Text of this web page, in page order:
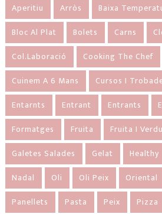
Aperitiu Arròs Baixa
Bloc Al Plat
Bolets Carns
Col.laboració
Cooking The Chef
Cuinem A 6 Mans
Cursos I
Entarnts
Entrant Entrants
Formatges
Fruita Fruita I
Galetes Salades
Gelat Healthy
Nadal
Oli Oli Peix Oriental
Panellets
Pasta Peix Pizza